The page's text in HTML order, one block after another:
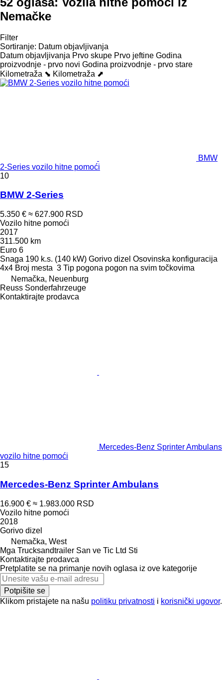
Nemačke
Filter
Sortiranje: Datum objavljivanja
Datum objavljivanja Prvo skupe Prvo jeftine Godina
proizvodnje - prvo novi Godina proizvodnje - prvo stare
Kilometraža ⬊ Kilometraža ⬈
BMW
2-Series vozilo hitne pomoći
10
BMW 2-Series
5.350 € ≈ 627.900 RSD
Vozilo hitne pomoći
2017
311.500 km
Euro 6
Snaga 190 k.s. (140 kW) Gorivo dizel Osovinska konfiguracija
4x4 Broj mesta 3 Tip pogona pogon na svim točkovima
Nemačka, Neuenburg
Reuss Sonderfahrzeuge
Kontaktirajte prodavca
Mercedes-Benz Sprinter Ambulans
vozilo hitne pomoći
15
Mercedes-Benz Sprinter Ambulans
16.900 € ≈ 1.983.000 RSD
Vozilo hitne pomoći
2018
Gorivo dizel
Nemačka, West
Mga Trucksandtrailer San ve Tic Ltd Sti
Kontaktirajte prodavca
Pretplatite se na primanje novih oglasa iz ove kategorije
Potpišite se
Klikom pristajete na našu politiku privatnosti i korisnički ugovor.